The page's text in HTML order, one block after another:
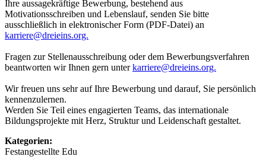
Ihre aussagekräftige Bewerbung, bestehend aus
Motivationsschreiben und Lebenslauf, senden Sie bitte
ausschließlich in elektronischer Form (PDF-Datei) an
karriere@dreieins.org.
Fragen zur Stellenausschreibung oder dem Bewerbungsverfahren
beantworten wir Ihnen gern unterkarriere@dreieins.org.
Wir freuen uns sehr auf Ihre Bewerbung und darauf, Sie persönlich
kennenzulernen.
Werden Sie Teil eines engagierten Teams, das internationale
Bildungsprojekte mit Herz, Struktur und Leidenschaft gestaltet.
Kategorien:
Festangestellte Edu